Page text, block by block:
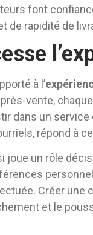
font
de rapidité de
à l’
vente,
dans un
répond à
joue un rôle
Créer une
et le